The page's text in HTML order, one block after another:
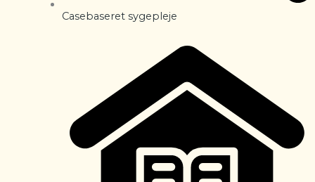
Casebaseret sygepleje